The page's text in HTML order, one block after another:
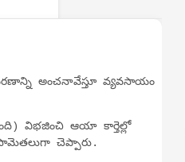
అంచనావేస్తూ వ్యవసాయం
విభజించి ఆయా కార్తెల్లో
చెప్పారు.